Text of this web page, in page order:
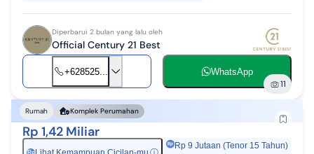
Diperbarui 2 bulan yang lalu oleh
Official Century 21 Best
+628525... WhatsApp
11
Rumah Komplek Perumahan
Rp 1,42 Miliar
Rp
Rp 9 Jutaan (Tenor 15 Tahun)